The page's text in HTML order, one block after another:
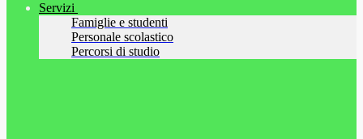
Servizi
Famiglie e studenti
Personale scolastico
Percorsi di studio